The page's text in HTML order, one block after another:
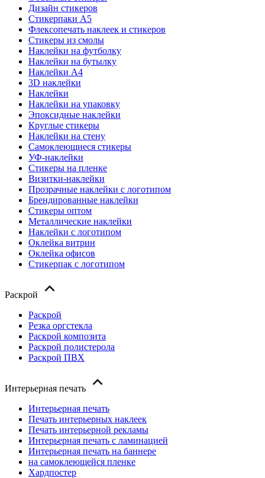
Дизайн стикеров
Стикерпаки А5
Флексопечать наклеек и стикеров
Стикеры из смолы
Наклейки на футболку
Наклейки на бутылку
Наклейки А4
3D наклейки
Наклейки
Наклейки на упаковку
Эпоксидные наклейки
Круглые стикеры
Наклейки на стену
Самоклеющиеся стикеры
УФ-наклейки
Стикеры на пленке
Визитки-наклейки
Прозрачные наклейки с логотипом
Брендированные наклейки
Стикеры оптом
Металлические наклейки
Наклейки с логотипом
Оклейка витрин
Оклейка офисов
Стикерпак с логотипом
Раскрой
Раскрой
Резка оргстекла
Раскрой композита
Раскрой полистерола
Раскрой ПВХ
Интерьерная печать
Интерьерная печать
Печать интерьерных наклеек
Печать интерьерной рекламы
Интерьерная печать с ламинацией
Интерьерная печать на баннере
на самоклеющейся пленке
Хардпостер